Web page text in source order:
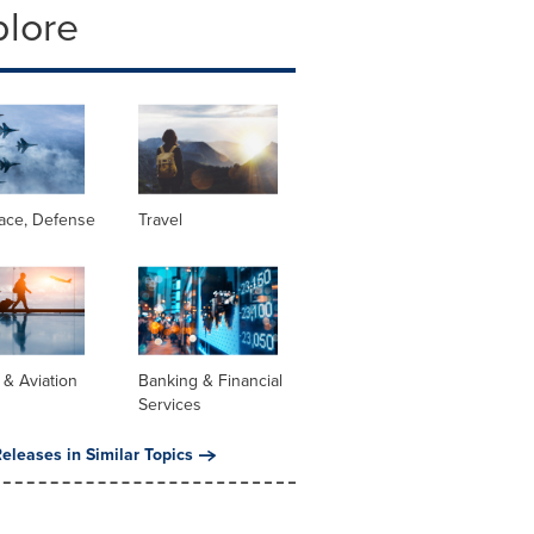
Defense Travel
Aviation
Banking & Financial
Services
in Similar Topics